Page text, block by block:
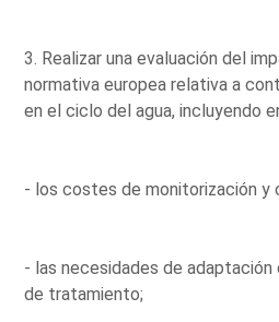
3. Realizar una evaluación del
normativa europea relativa a
en el ciclo del agua, incluyendo
- los costes de monitorización y
- las necesidades de
de tratamiento;